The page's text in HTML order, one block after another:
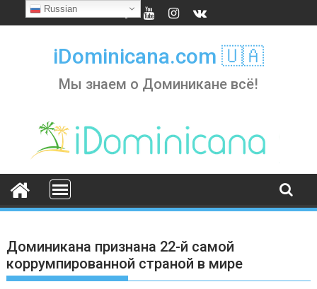
to
iDominicana.com 🇺🇦
Мы знаем о Доминикане всё!
Доминикана признана 22-й самой
коррумпированной страной в мире
Russian